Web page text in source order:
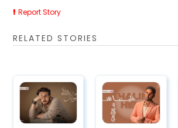
Report Story
RELATED STORIES